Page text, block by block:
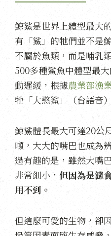
鯨鯊是世界上體型最大
有「鯊」的牠們並不是
不屬於魚類，而是哺乳
500多種鯊魚中體型最
動遲緩，根據農業部漁
牠「大憨鯊」（台語音
鯨鯊體長最大可達20公
噸，大大的嘴巴也成為
過有趣的是，雖然大嘴
非常細小， 但因為是濾
用不到。
但這麼可愛的生物，卻